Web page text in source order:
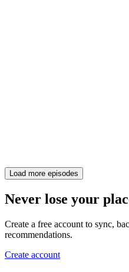
Load more episodes
Never lose your
Create a free account to sync,
recommendations.
Create account